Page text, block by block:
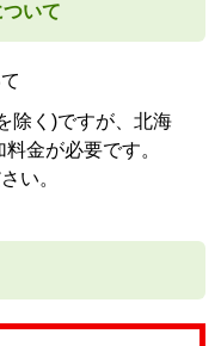
いて
除く)ですが、北海
金が必要です。
い。